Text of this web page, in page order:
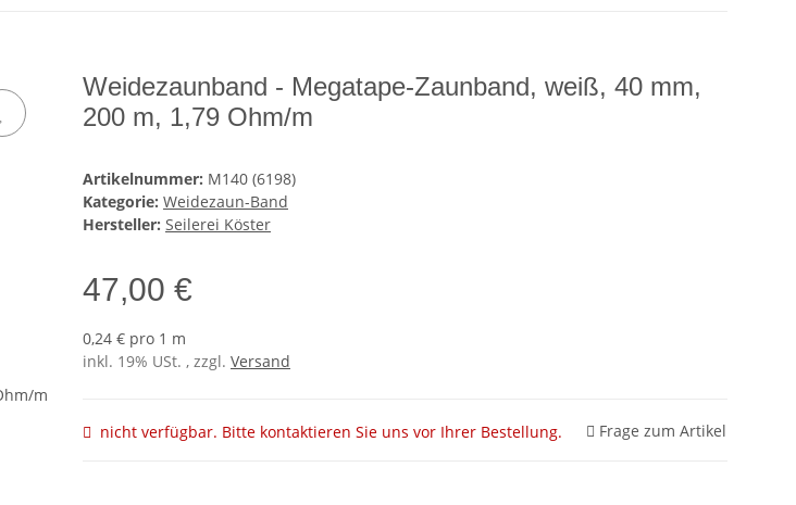
Weidezaunband - Megatape-Zaunband, weiß, 40 mm,
200 m, 1,79 Ohm/m
Artikelnummer: M140 (6198)
Kategorie: Weidezaun-Band
Hersteller: Seilerei Köster
47,00 €
0,24 € pro 1 m
inkl. 19% USt. , zzgl. Versand
nicht verfügbar. Bitte kontaktieren Sie uns vor Ihrer Bestellung. Frage zum Artikel